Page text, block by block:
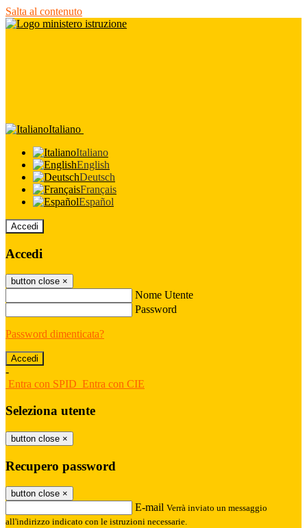
Salta al contenuto
Italiano
Italiano
English
Deutsch
Français
Español
Accedi
Accedi
button close ×
Nome Utente
Password
Password dimenticata?
-
Entra con SPID Entra con CIE
Seleziona utente
button close ×
Recupero password
button close ×
E-mail Verrà inviato un messaggio
all'indirizzo indicato con le istruzioni necessarie.